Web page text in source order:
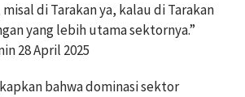
di Tarakan ya, kalau di Tarakan
yang lebih utama sektornya.”
28 April 2025
bahwa dominasi sektor